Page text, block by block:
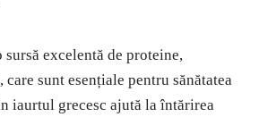
excelentă de proteine,
sunt esențiale pentru sănătatea
iaurtul grecesc ajută la întărirea